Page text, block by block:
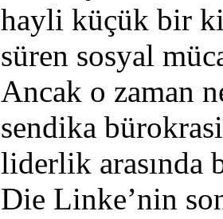
hayli küçük bir
süren sosyal
Ancak o zaman
sendika
liderlik arasında
Die Linke’nin